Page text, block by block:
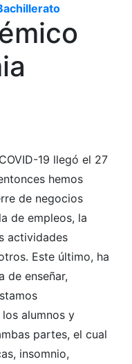
19 llegó el 27
hemos
de negocios
de empleos, la
actividades
Este último, ha
de enseñar,
alumnos y
partes, el cual
insomnio,